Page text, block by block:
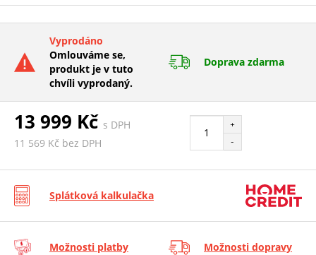
Vyprodáno
Omlouváme se,
produkt je v tuto
chvíli vyprodaný.
Doprava zdarma
13 999 Kč s DPH
11 569 Kč bez DPH
+
-
Splátková kalkulačka
Možnosti platby Možnosti dopravy